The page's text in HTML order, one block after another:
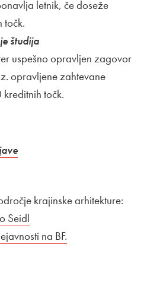
letnik, če doseže
točk.
študija
uspešno opravljen zagovor
opravljene zahtevane
točk.
krajinske arhitekture:
Seidl
na BF.